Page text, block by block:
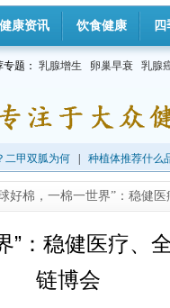
健康资讯 饮食健康
题： 乳腺增生 卵巢早衰 乳腺
二甲双胍为何 种植体推荐什么
好棉，一棉一世界”：稳健
”：稳健医疗、
链博会